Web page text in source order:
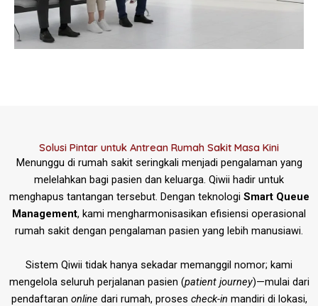
Solusi Pintar untuk Antrean Rumah Sakit Masa Kini
Menunggu di rumah sakit seringkali menjadi pengalaman yang
melelahkan bagi pasien dan keluarga. Qiwii hadir untuk
menghapus tantangan tersebut. Dengan teknologi Smart Queue
Management, kami mengharmonisasikan efisiensi operasional
rumah sakit dengan pengalaman pasien yang lebih manusiawi.
Sistem Qiwii tidak hanya sekadar memanggil nomor; kami
mengelola seluruh perjalanan pasien (patient journey)—mulai dari
pendaftaran online dari rumah, proses check-in mandiri di lokasi,